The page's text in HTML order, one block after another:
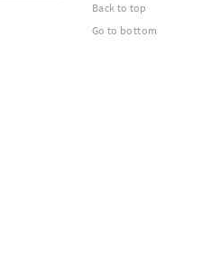
Back to top
Go to bottom